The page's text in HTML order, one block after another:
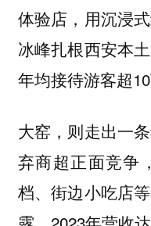
体验店，用沉浸
冰峰扎根西安本
年均接待游客超10
大窑，则走出一
弃商超正面竞争
档、街边小吃店